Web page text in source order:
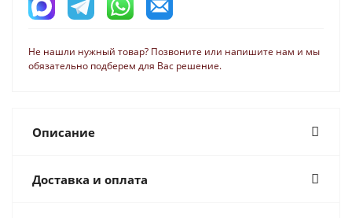
Не нашли нужный товар? Позвоните или напишите нам и мы
обязательно подберем для Вас решение.
Описание
Доставка и оплата